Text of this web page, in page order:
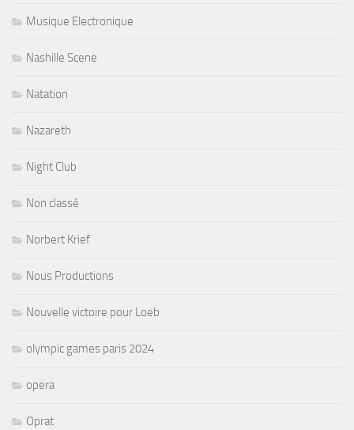
Musique Electronique
Nashille Scene
Natation
Nazareth
Night Club
Non classé
Norbert Krief
Nous Productions
Nouvelle victoire pour Loeb
olympic games paris 2024
opera
Oprat